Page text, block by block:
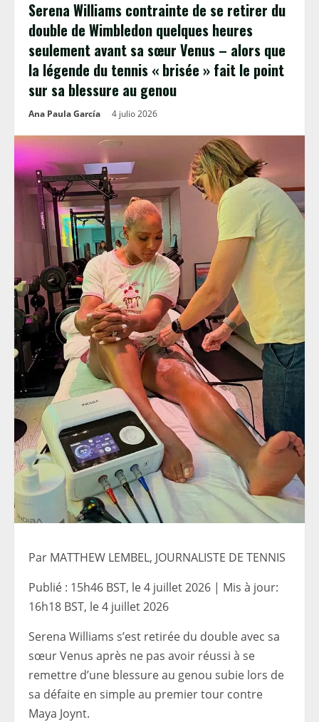
Serena Williams contrainte de se retirer du
double de Wimbledon quelques heures
seulement avant sa sœur Venus – alors que
la légende du tennis « brisée » fait le point
sur sa blessure au genou
Ana Paula García 4 julio 2026
Par MATTHEW LEMBEL, JOURNALISTE DE TENNIS
Publié : 15h46 BST, le 4 juillet 2026 | Mis à jour:
16h18 BST, le 4 juillet 2026
Serena Williams s’est retirée du double avec sa
sœur Venus après ne pas avoir réussi à se
remettre d’une blessure au genou subie lors de
sa défaite en simple au premier tour contre
Maya Joynt.